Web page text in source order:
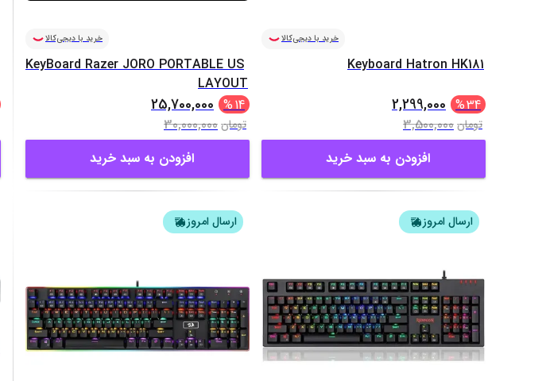
خرید با دیجی‌کالا
KeyBoard Razer JORO PORTABLE US
LAYOUT
25,700,000 %14
30,000,000تومان
افزودن به سبد خرید
خرید با دیجی‌کالا
Keyboard Hatron HK181
2,299,000 %34
3,500,000تومان
افزودن به سبد خرید
ارسال امروز ارسال امروز